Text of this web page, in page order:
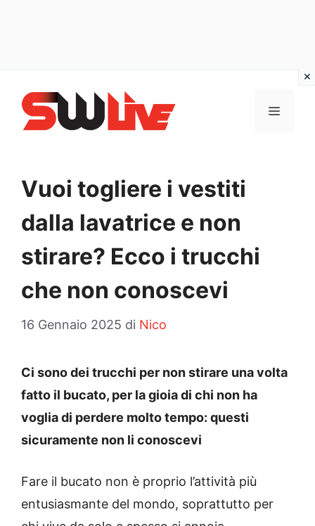
contenuto
MENU
Vuoi togliere i vestiti
dalla lavatrice e non
stirare? Ecco i trucchi
che non conoscevi
16 Gennaio 2025 di Nico
Ci sono dei trucchi per non stirare una volta
fatto il bucato, per la gioia di chi non ha
voglia di perdere molto tempo: questi
sicuramente non li conoscevi
Fare il bucato non è proprio l’attività più
entusiasmante del mondo, soprattutto per